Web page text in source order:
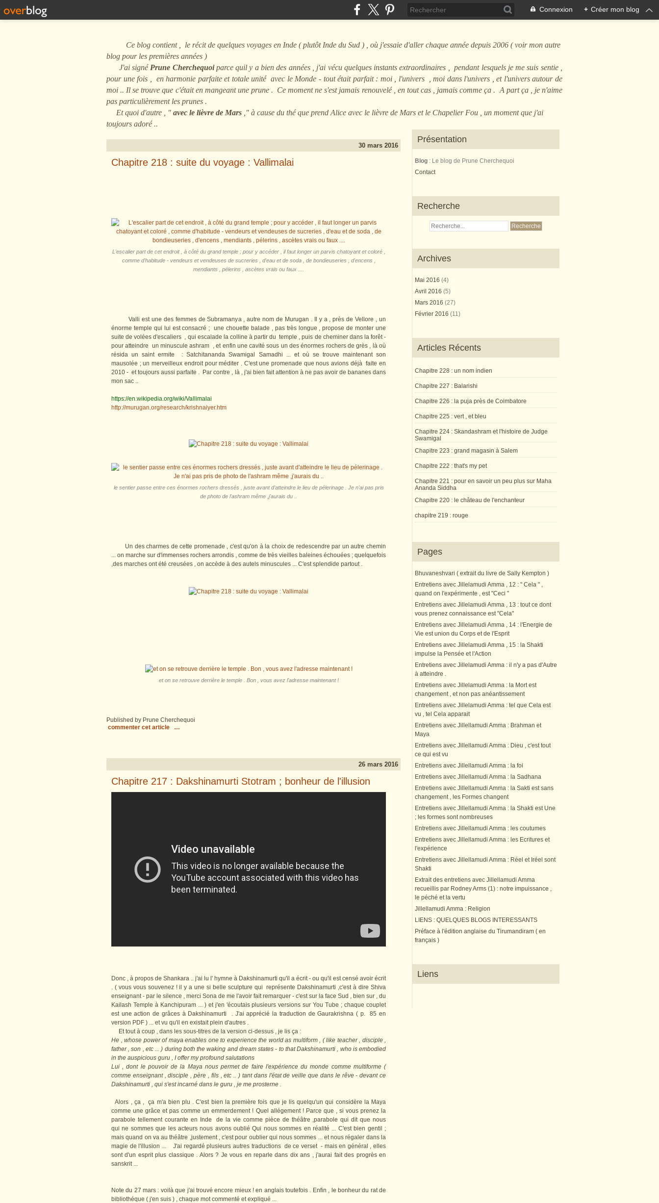
Connexion + Créer mon blog
Ce blog contient , le récit de quelques voyages en Inde ( plutôt Inde du Sud ) , où j'essaie d'aller chaque année depuis 2006 ( voir mon autre
blog pour les premières années )
J'ai signé Prune Cherchequoiparce quil y a bien des années , j'ai vécu quelques instants extraordinaires , pendant lesquels je me suis sentie ,
pour une fois , en harmonie parfaite et totale unité avec le Monde - tout était parfait : moi , l'univers , moi dans l'univers , et l'univers autour de
moi .. Il se trouve que c'était en mangeant une prune . Ce moment ne s'est jamais renouvelé , en tout cas , jamais comme ça . A part ça , je n'aime
pas particulièrement les prunes .
Et quoi d'autre , " avec le lièvre de Mars ," à cause du thé que prend Alice avec le lièvre de Mars et le Chapelier Fou , un moment que j'ai
toujours adoré ..
30 mars 2016
Chapitre 218 : suite du voyage : Vallimalai
L'escalier part de cet endroit , à côté du grand temple ; pour y accéder , il faut longer un parvis chatoyant et coloré ,
comme d'habitude - vendeurs et vendeuses de sucreries , d'eau et de soda , de bondieuseries , d'encens ,
mendiants , pélerins , ascètes vrais ou faux ....
Valli est une des femmes de Subramanya , autre nom de Murugan . Il y a , près de Vellore , un
énorme temple qui lui est consacré ; une chouette balade , pas très longue , propose de monter une
suite de volées d'escaliers , qui escalade la colline à partir du temple , puis de cheminer dans la forêt -
pour atteindre un minuscule ashram , et enfin une cavité sous un des énormes rochers de grès , là où
résida un saint ermite : Satchitananda Swamigal Samadhi ... et où se trouve maintenant son
mausolée ; un merveilleux endroit pour méditer . C'est une promenade que nous avions déjà faite en
2010 - et toujours aussi parfaite . Par contre , là , j'ai bien fait attention à ne pas avoir de bananes dans
mon sac ..
https://en.wikipedia.org/wiki/Vallimalai
http://murugan.org/research/krishnaiyer.htm
le sentier passe entre ces énormes rochers dressés , juste avant d'atteindre le lieu de pélerinage . Je n'ai pas pris
de photo de l'ashram même ,j'aurais du ..
Un des charmes de cette promenade , c'est qu'on à la choix de redescendre par un autre chemin
... on marche sur d'immenses rochers arrondis , comme de très vieilles baleines échouées ; quelquefois
,des marches ont été creusées , on accède à des autels minuscules ... C'est splendide partout .
et on se retrouve derrière le temple . Bon , vous avez l'adresse maintenant !
Published by Prune Cherchequoi
commenter cet article
…
26 mars 2016
Chapitre 217 : Dakshinamurti Stotram ; bonheur de l'illusion
Donc , à propos de Shankara .. j'ai lu l' hymne à Dakshinamurti qu'il a écrit - ou qu'il est censé avoir écrit
. ( vous vous souvenez ! il y a une si belle sculpture qui représente Dakshinamurti ,c'est à dire Shiva
enseignant - par le silence , merci Sona de me l'avoir fait remarquer - c'est sur la face Sud , bien sur , du
Kailash Temple à Kanchipuram ... ) et j'en 'écoutais plusieurs versions sur You Tube ; chaque couplet
est une action de grâces à Dakshinamurti . J'ai apprécié la traduction de Gaurakrishna ( p. 85 en
version PDF ) ... et vu qu'il en existait plein d'autres .
Et tout à coup , dans les sous-titres de la version ci-dessus , je lis ça :
He , whose power of maya enables one to experience the world as multiform , ( like teacher , disciple ,
father , son , etc ... ) during both the waking and dream states - to that Dakshinamurti , who is embodied
in the auspicious guru , I offer my profound salutations
Lui , dont le pouvoir de la Maya nous permet de faire l'expérience du monde comme multiforme (
comme enseignant , disciple , père , fils , etc .. ) tant dans l'état de veille que dans le rêve - devant ce
Dakshinamurti , qui s'est incarné dans le guru , je me prosterne .
Alors , ça , ça m'a bien plu . C'est bien la première fois que je lis quelqu'un qui considère la Maya
comme une grâce et pas comme un emmerdement ! Quel allégement ! Parce que , si vous prenez la
parabole tellement courante en Inde de la vie comme pièce de théâtre ,parabole qui dit que nous
qui ne sommes que les acteurs nous avons oublié Qui nous sommes en réalité ... C'est bien gentil ;
mais quand on va au théâtre ,justement , c'est pour oublier qui nous sommes ... et nous régaler dans la
magie de l'illusion ... J'ai regardé plusieurs autres traductions de ce verset - mais en général , elles
sont d'un esprit plus classique . Alors ? Je vous en reparle dans dix ans , j'aurai fait des progrès en
sanskrit ...
Note du 27 mars : voilà que j'ai trouvé encore mieux ! en anglais toutefois . Enfin , le bonheur du rat de
bibliothéque ( j'en suis ) , chaque mot commenté et expliqué ...
Présentation
Blog : Le blog de Prune Cherchequoi
Contact
Recherche
Archives
Mai 2016 (4)
Avril 2016 (5)
Mars 2016 (27)
Février 2016 (11)
Articles Récents
Chapitre 228 : un nom indien
Chapitre 227 : Balarishi
Chapitre 226 : la puja près de Coimbatore
Chapitre 225 : vert , et bleu
Chapitre 224 : Skandashram et l'histoire de Judge
Swamigal
Chapitre 223 : grand magasin à Salem
Chapitre 222 : that's my pet
Chapitre 221 : pour en savoir un peu plus sur Maha
Ananda Siddha
Chapitre 220 : le château de l'enchanteur
chapitre 219 : rouge
Pages
Bhuvaneshvari ( extrait du livre de Sally Kempton )
Entretiens avec Jillelamudi Amma , 12 : " Cela " ,
quand on l'expérimente , est "Ceci "
Entretiens avec Jillelamudi Amma , 13 : tout ce dont
vous prenez connaissance est "Cela"
Entretiens avec Jillelamudi Amma , 14 : l'Energie de
Vie est union du Corps et de l'Esprit
Entretiens avec Jillelamudi Amma , 15 : la Shakti
impulse la Pensée et l'Action
Entretiens avec Jillelamudi Amma : il n'y a pas d'Autre
à atteindre .
Entretiens avec Jillelamudi Amma : la Mort est
changement , et non pas anéantissement
Entretiens avec Jillelamudi Amma : tel que Cela est
vu , tel Cela apparait
Entretiens avec Jillellamudi Amma : Brahman et
Maya
Entretiens avec Jillellamudi Amma : Dieu , c'est tout
ce qui est vu
Entretiens avec Jillellamudi Amma : la foi
Entretiens avec Jillellamudi Amma : la Sadhana
Entretiens avec Jillellamudi Amma : la Sakti est sans
changement , les Formes changent
Entretiens avec Jillellamudi Amma : la Shakti est Une
; les formes sont nombreuses
Entretiens avec Jillellamudi Amma : les coutumes
Entretiens avec Jillellamudi Amma : les Ecritures et
l'expérience
Entretiens avec Jillellamudi Amma : Réel et Iréel sont
Shakti
Extrait des entretiens avec Jillellamudi Amma
recueillis par Rodney Arms (1) : notre impuissance ,
le péché et la vertu
Jillellamudi Amma : Religion
LIENS : QUELQUES BLOGS INTERESSANTS
Préface à l'édition anglaise du Tirumandiram ( en
français )
Liens